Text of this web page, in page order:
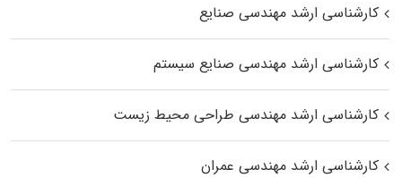
کارشناسی ارشد مهندسی صنایع
کارشناسی ارشد مهندسی صنایع سیستم
کارشناسی ارشد مهندسی طراحی محیط زیست
کارشناسی ارشد مهندسی عمران